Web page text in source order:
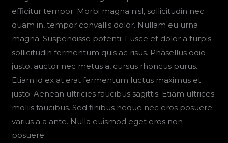
efficitur tempor. Morbi magna nisl, sollicitudin nec
quam in, tempor convallis dolor. Nullam eu urna
magna. Suspendisse potenti. Fusce et dolor a turpis
sollicitudin fermentum quis ac risus. Phasellus odio
justo, auctor nec metus a, cursus rhoncus purus.
Etiam id ex at erat fermentum luctus maximus et
justo. Aenean ultricies faucibus sagittis. Etiam ultrices
mollis faucibus. Sed finibus neque nec eros posuere
varius a a ante. Nulla euismod eget eros non
posuere.